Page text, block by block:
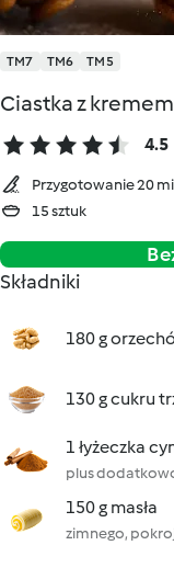
TM7 TM6 TM5
Ciastka z
4.5
Przygotowanie 20
15 sztuk
Składniki
180 g
130 g cukru
1 łyżeczka
plus
150 g masła
zimnego,